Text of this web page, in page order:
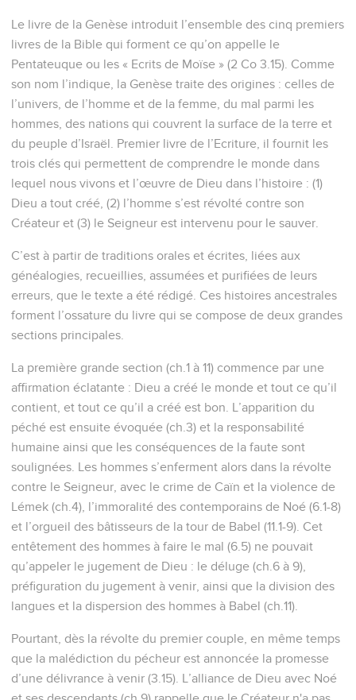
Le livre de la Genèse introduit l’ensemble des cinq premiers
livres de la Bible qui forment ce qu’on appelle le
Pentateuque ou les « Ecrits de Moïse » (2 Co 3.15). Comme
son nom l’indique, la Genèse traite des origines : celles de
l’univers, de l’homme et de la femme, du mal parmi les
hommes, des nations qui couvrent la surface de la terre et
du peuple d’Israël. Premier livre de l’Ecriture, il fournit les
trois clés qui permettent de comprendre le monde dans
lequel nous vivons et l’œuvre de Dieu dans l’histoire : (1)
Dieu a tout créé, (2) l’homme s’est révolté contre son
Créateur et (3) le Seigneur est intervenu pour le sauver.
C’est à partir de traditions orales et écrites, liées aux
généalogies, recueillies, assumées et purifiées de leurs
erreurs, que le texte a été rédigé. Ces histoires ancestrales
forment l’ossature du livre qui se compose de deux grandes
sections principales.
La première grande section (ch.1 à 11) commence par une
affirmation éclatante : Dieu a créé le monde et tout ce qu’il
contient, et tout ce qu’il a créé est bon. L’apparition du
péché est ensuite évoquée (ch.3) et la responsabilité
humaine ainsi que les conséquences de la faute sont
soulignées. Les hommes s’enferment alors dans la révolte
contre le Seigneur, avec le crime de Caïn et la violence de
Lémek (ch.4), l’immoralité des contemporains de Noé (6.1-8)
et l’orgueil des bâtisseurs de la tour de Babel (11.1-9). Cet
entêtement des hommes à faire le mal (6.5) ne pouvait
qu’appeler le jugement de Dieu : le déluge (ch.6 à 9),
préfiguration du jugement à venir, ainsi que la division des
langues et la dispersion des hommes à Babel (ch.11).
Pourtant, dès la révolte du premier couple, en même temps
que la malédiction du pécheur est annoncée la promesse
d’une délivrance à venir (3.15). L’alliance de Dieu avec Noé